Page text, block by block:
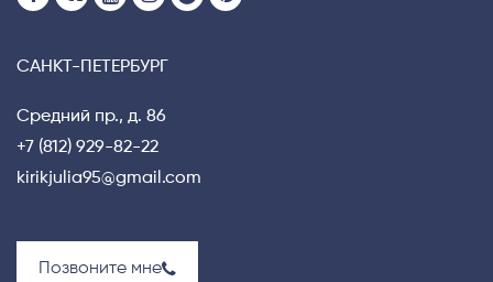
САНКТ-ПЕТЕРБУРГ
Средний пр., д. 86
+7 (812) 929-82-22
kirikjulia95@gmail.com
Позвоните мне